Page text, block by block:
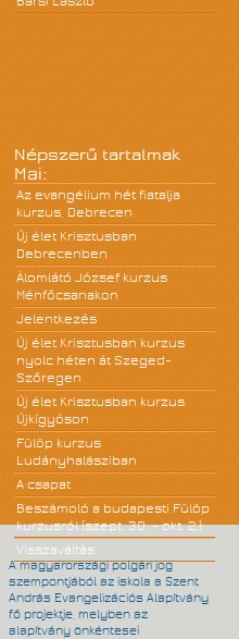
Népszerű tartalmak
Mai:
Az evangélium hét fiatalja
kurzus, Debrecen
Új élet Krisztusban
Debrecenben
Álomlátó József kurzus
Ménfőcsanakon
Jelentkezés
Új élet Krisztusban kurzus
nyolc héten át Szeged-
Szőregen
Új élet Krisztusban kurzus
Újkígyóson
Fülöp kurzus
Ludányhalásziban
A csapat
Beszámoló a budapesti Fülöp
kurzusról (szept. 30. - okt. 2.)
Visszaváltás
A magyarországi polgári jog
szempontjából az iskola a Szent
András Evangelizációs Alapítvány
fő projektje, melyben az
alapítvány önkéntesei